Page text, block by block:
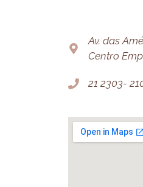
Av. das
Centro
21 2303-